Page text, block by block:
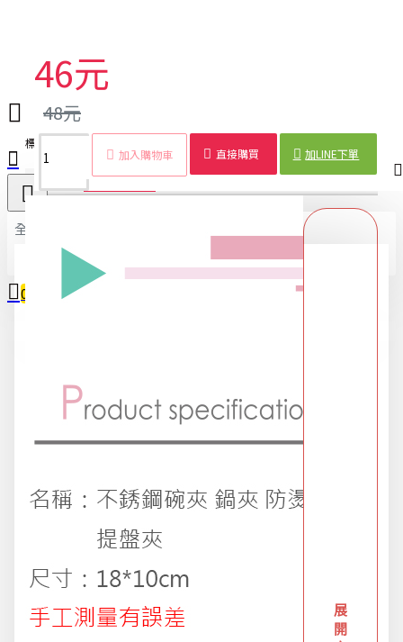
全部
全部
618購物節
交換禮物專區 95折
0
46元
48元
加入購物車 直接購買 加LINE下單
標籤：
商品詳情 配送時間
展
開